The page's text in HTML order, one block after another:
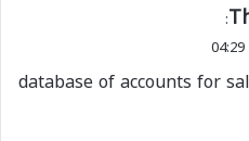
:
database of accounts for